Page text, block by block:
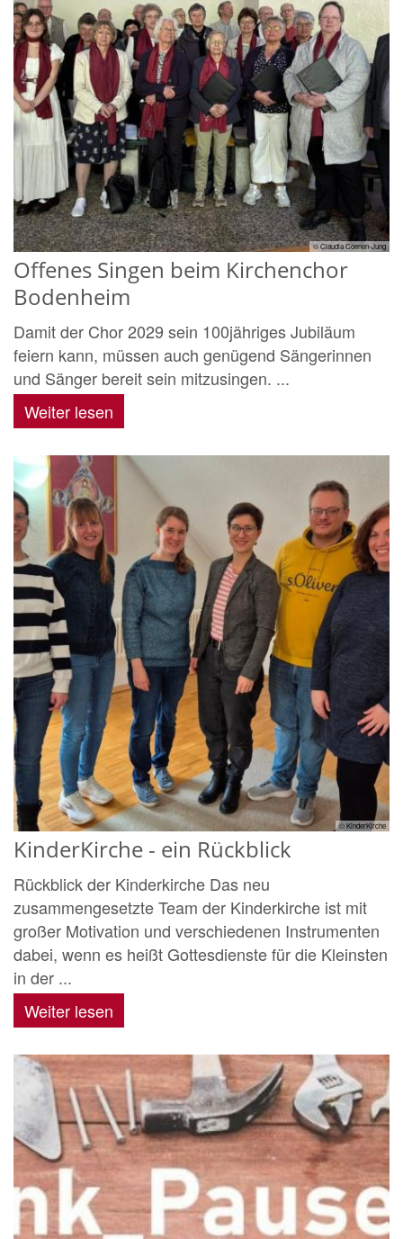
© Claudia Coenen-Jung
Offenes Singen beim Kirchenchor
Bodenheim
Damit der Chor 2029 sein 100jähriges Jubiläum
feiern kann, müssen auch genügend Sängerinnen
und Sänger bereit sein mitzusingen. ...
Weiter lesen
© KinderKirche
KinderKirche - ein Rückblick
Rückblick der Kinderkirche Das neu
zusammengesetzte Team der Kinderkirche ist mit
großer Motivation und verschiedenen Instrumenten
dabei, wenn es heißt Gottesdienste für die Kleinsten
in der ...
Weiter lesen